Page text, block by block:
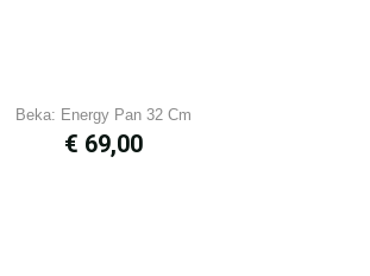
Beka: Energy Pan 32 Cm
Prijs
€ 69,00